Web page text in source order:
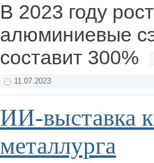
В 2023 году
алюминиевые
составит 300%
11.07.2023
ИИ-выставка
металлурга